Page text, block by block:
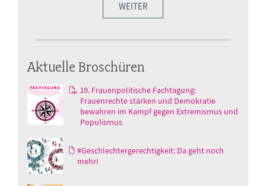
WEITER
Aktuelle Broschüren
19. Frauenpolitische Fachtagung:
Frauenrechte stärken und Demokratie
bewahren im Kampf gegen Extremismus und
Populismus
#Geschlechtergerechtigkeit: Da geht noch
mehr!